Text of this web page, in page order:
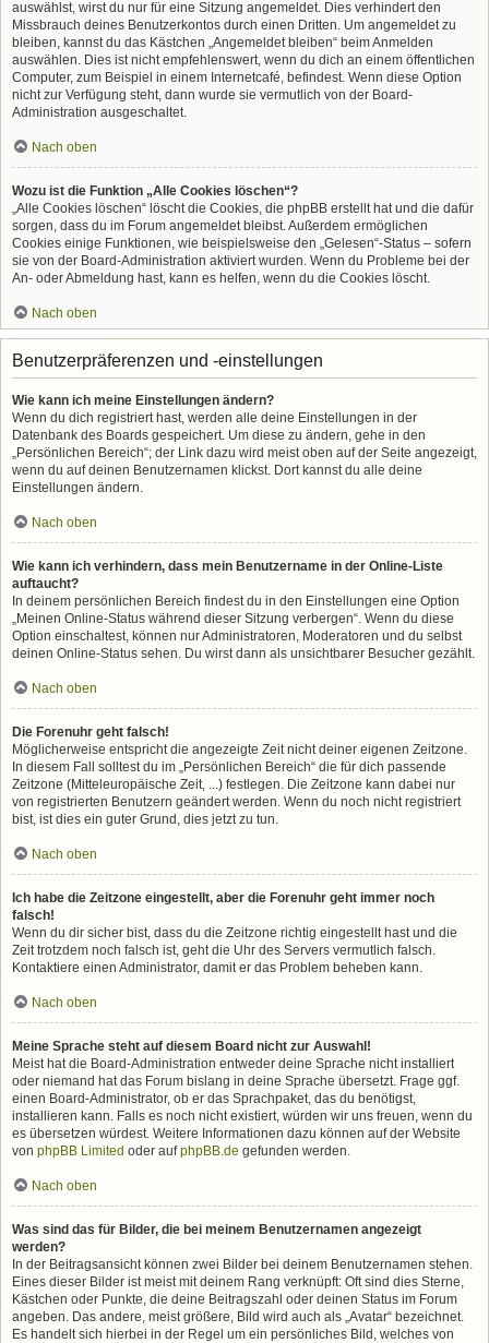
auswählst, wirst du nur für eine Sitzung angemeldet. Dies verhindert den
Missbrauch deines Benutzerkontos durch einen Dritten. Um angemeldet zu
bleiben, kannst du das Kästchen „Angemeldet bleiben“ beim Anmelden
auswählen. Dies ist nicht empfehlenswert, wenn du dich an einem öffentlichen
Computer, zum Beispiel in einem Internetcafé, befindest. Wenn diese Option
nicht zur Verfügung steht, dann wurde sie vermutlich von der Board-
Administration ausgeschaltet.
Nach oben
Wozu ist die Funktion „Alle Cookies löschen“?
„Alle Cookies löschen“ löscht die Cookies, die phpBB erstellt hat und die dafür
sorgen, dass du im Forum angemeldet bleibst. Außerdem ermöglichen
Cookies einige Funktionen, wie beispielsweise den „Gelesen“-Status – sofern
sie von der Board-Administration aktiviert wurden. Wenn du Probleme bei der
An- oder Abmeldung hast, kann es helfen, wenn du die Cookies löscht.
Nach oben
Benutzerpräferenzen und -einstellungen
Wie kann ich meine Einstellungen ändern?
Wenn du dich registriert hast, werden alle deine Einstellungen in der
Datenbank des Boards gespeichert. Um diese zu ändern, gehe in den
„Persönlichen Bereich“; der Link dazu wird meist oben auf der Seite angezeigt,
wenn du auf deinen Benutzernamen klickst. Dort kannst du alle deine
Einstellungen ändern.
Nach oben
Wie kann ich verhindern, dass mein Benutzername in der Online-Liste
auftaucht?
In deinem persönlichen Bereich findest du in den Einstellungen eine Option
„Meinen Online-Status während dieser Sitzung verbergen“. Wenn du diese
Option einschaltest, können nur Administratoren, Moderatoren und du selbst
deinen Online-Status sehen. Du wirst dann als unsichtbarer Besucher gezählt.
Nach oben
Die Forenuhr geht falsch!
Möglicherweise entspricht die angezeigte Zeit nicht deiner eigenen Zeitzone.
In diesem Fall solltest du im „Persönlichen Bereich“ die für dich passende
Zeitzone (Mitteleuropäische Zeit, ...) festlegen. Die Zeitzone kann dabei nur
von registrierten Benutzern geändert werden. Wenn du noch nicht registriert
bist, ist dies ein guter Grund, dies jetzt zu tun.
Nach oben
Ich habe die Zeitzone eingestellt, aber die Forenuhr geht immer noch
falsch!
Wenn du dir sicher bist, dass du die Zeitzone richtig eingestellt hast und die
Zeit trotzdem noch falsch ist, geht die Uhr des Servers vermutlich falsch.
Kontaktiere einen Administrator, damit er das Problem beheben kann.
Nach oben
Meine Sprache steht auf diesem Board nicht zur Auswahl!
Meist hat die Board-Administration entweder deine Sprache nicht installiert
oder niemand hat das Forum bislang in deine Sprache übersetzt. Frage ggf.
einen Board-Administrator, ob er das Sprachpaket, das du benötigst,
installieren kann. Falls es noch nicht existiert, würden wir uns freuen, wenn du
es übersetzen würdest. Weitere Informationen dazu können auf der Website
von phpBB Limited oder aufphpBB.de gefunden werden.
Nach oben
Was sind das für Bilder, die bei meinem Benutzernamen angezeigt
werden?
In der Beitragsansicht können zwei Bilder bei deinem Benutzernamen stehen.
Eines dieser Bilder ist meist mit deinem Rang verknüpft: Oft sind dies Sterne,
Kästchen oder Punkte, die deine Beitragszahl oder deinen Status im Forum
angeben. Das andere, meist größere, Bild wird auch als „Avatar“ bezeichnet.
Es handelt sich hierbei in der Regel um ein persönliches Bild, welches von